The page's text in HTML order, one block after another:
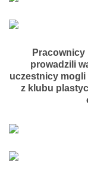
Pracownicy
prowadzili
uczestnicy
z klubu